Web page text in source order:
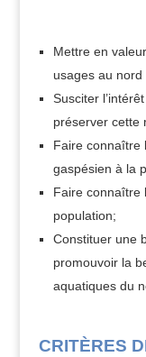
Mettre en
usages au
Susciter
préserver cette
Faire connaître
gaspésien à la
Faire connaître
population;
Constituer une
promouvoir la
aquatiques du
CRITÈRES